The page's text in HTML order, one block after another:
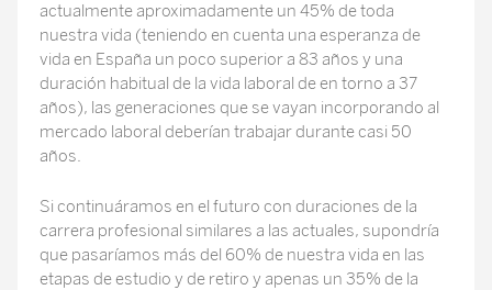
actualmente aproximadamente un 45% de toda
nuestra vida (teniendo en cuenta una esperanza de
vida en España un poco superior a 83 años y una
duración habitual de la vida laboral de en torno a 37
años), las generaciones que se vayan incorporando al
mercado laboral deberían trabajar durante casi 50
años.
Si continuáramos en el futuro con duraciones de la
carrera profesional similares a las actuales, supondría
que pasaríamos más del 60% de nuestra vida en las
etapas de estudio y de retiro y apenas un 35% de la